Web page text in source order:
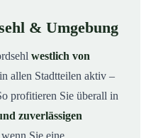
& Umgebung
westlich von
allen Stadtteilen aktiv –
profitieren Sie überall in
zuverlässigen
Sie eine